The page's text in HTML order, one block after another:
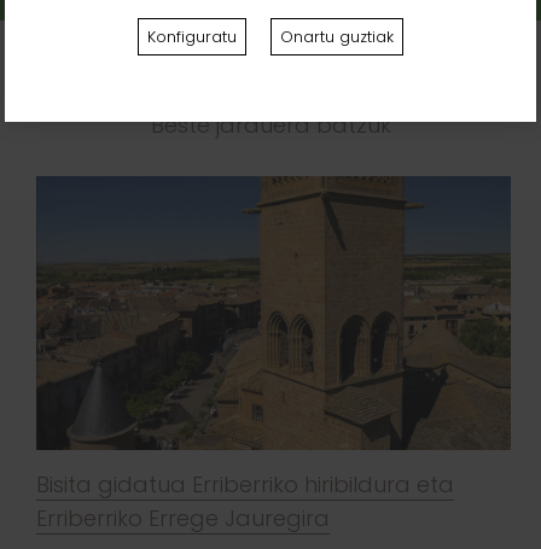
Beste jarduera batzuk
Bisita gidatua Erriberriko hiribildura eta
Erriberriko Errege Jauregira
Konfiguratu Onartu guztiak